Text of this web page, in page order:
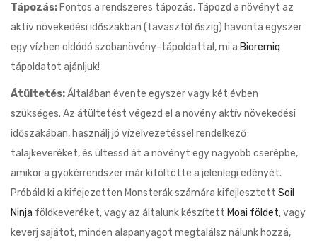
Tápozás: Fontos a rendszeres tápozás. Tápozd a növényt az
aktív növekedési időszakban (tavasztól őszig) havonta egyszer
egy vízben oldódó szobanövény-tápoldattal, mi a Bioremiq
tápoldatot ajánljuk!
Átültetés:Általában évente egyszer vagy két évben
szükséges. Az átültetést végezd el a növény aktív növekedési
időszakában, használj jó vízelvezetéssel rendelkező
talajkeveréket, és ültessd át a növényt egy nagyobb cserépbe,
amikor a gyökérrendszer már kitöltötte a jelenlegi edényét.
Próbáld ki a kifejezetten Monsterák számára kifejlesztett Soil
Ninja földkeveréket, vagy az általunk készített Moai földet, vagy
keverj sajátot, minden alapanyagot megtalálsz nálunk hozzá,